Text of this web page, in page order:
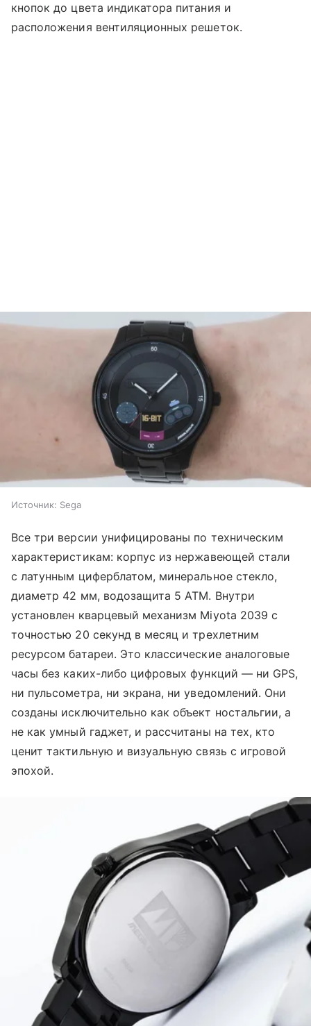
кнопок до цвета индикатора питания и
расположения вентиляционных решеток.
Источник: Sega
Все три версии унифицированы по техническим
характеристикам: корпус из нержавеющей стали
с латунным циферблатом, минеральное стекло,
диаметр 42 мм, водозащита 5 ATM. Внутри
установлен кварцевый механизм Miyota 2039 с
точностью 20 секунд в месяц и трехлетним
ресурсом батареи. Это классические аналоговые
часы без каких-либо цифровых функций — ни GPS,
ни пульсометра, ни экрана, ни уведомлений. Они
созданы исключительно как объект ностальгии, а
не как умный гаджет, и рассчитаны на тех, кто
ценит тактильную и визуальную связь с игровой
эпохой.